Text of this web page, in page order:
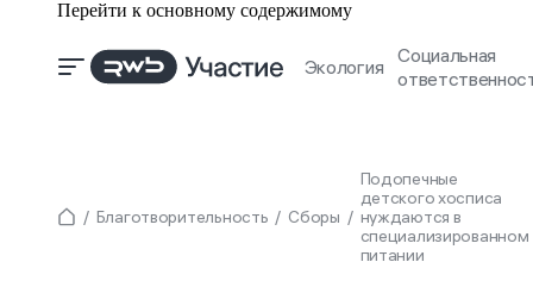
Перейти к основному содержимому
Экология
Социальная
Благотворительность Сборы
Подопечные
детского хосписа
нуждаются в
специализированном
питании